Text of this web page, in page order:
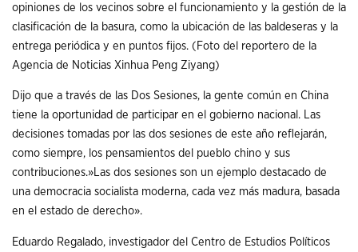
opiniones de los vecinos sobre el funcionamiento y la gestión de la
clasificación de la basura, como la ubicación de las baldeseras y la
entrega periódica y en puntos fijos. (Foto del reportero de la
Agencia de Noticias Xinhua Peng Ziyang)
Dijo que a través de las Dos Sesiones, la gente común en China
tiene la oportunidad de participar en el gobierno nacional. Las
decisiones tomadas por las dos sesiones de este año reflejarán,
como siempre, los pensamientos del pueblo chino y sus
contribuciones.»Las dos sesiones son un ejemplo destacado de
una democracia socialista moderna, cada vez más madura, basada
en el estado de derecho».
Eduardo Regalado, investigador del Centro de Estudios Políticos